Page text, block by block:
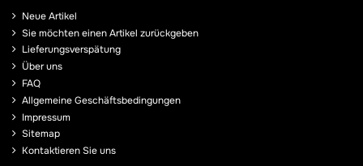
Neue Artikel
Sie möchten einen Artikel zurückgeben
Lieferungsverspätung
Über uns
FAQ
Allgemeine Geschäftsbedingungen
Impressum
Sitemap
Kontaktieren Sie uns